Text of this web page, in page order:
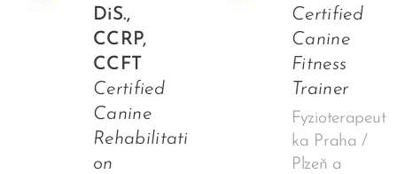
DiS.,
CCRP,
CCFT
Certified
Canine
Rehabilitati
on
Certified
Canine
Fitness
Trainer
Fyzioterapeut
ka Praha /
Plzeň a